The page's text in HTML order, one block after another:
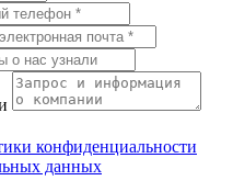
конфиденциальности
данных